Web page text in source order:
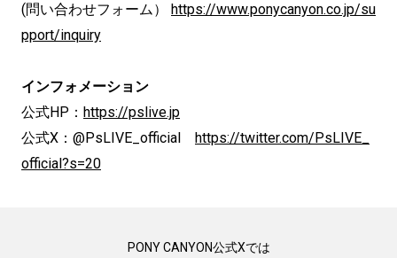
(問い合わせフォーム）
https://www.ponycanyon.co.jp/su
pport/inquiry
インフォメーション
公式HP： https://pslive.jp
公式X：@PsLIVE_official
https://twitter.com/PsLIVE_
official?s=20
PONY CANYON公式Xでは